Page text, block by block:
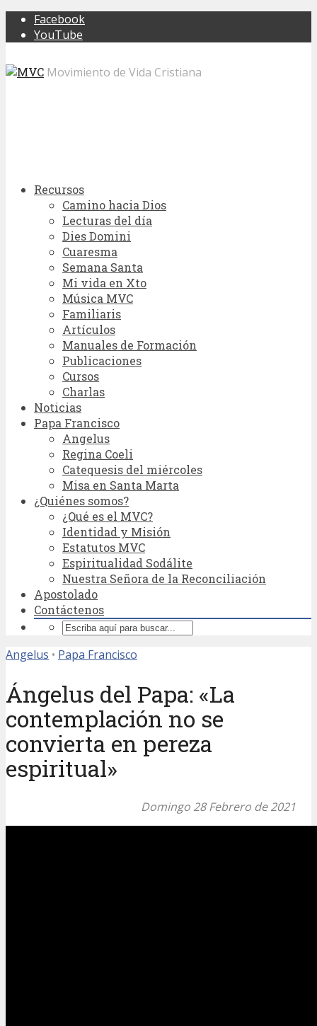
Facebook
YouTube
Movimiento de Vida Cristiana
Recursos
Camino hacia Dios
Lecturas del día
Dies Domini
Cuaresma
Semana Santa
Mi vida en Xto
Música MVC
Familiaris
Artículos
Manuales de Formación
Publicaciones
Cursos
Charlas
Noticias
Papa Francisco
Angelus
Regina Coeli
Catequesis del miércoles
Misa en Santa Marta
¿Quiénes somos?
¿Qué es el MVC?
Identidad y Misión
Estatutos MVC
Espiritualidad Sodálite
Nuestra Señora de la Reconciliación
Apostolado
Contáctenos
Angelus • Papa Francisco
Ángelus del Papa: «La
contemplación no se
convierta en pereza
espiritual»
Domingo 28 Febrero de 2021